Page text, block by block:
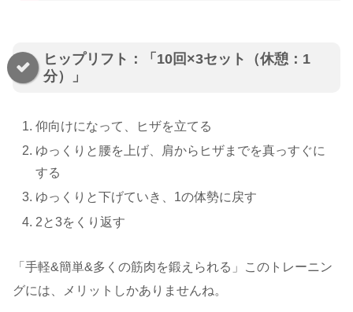
ヒップリフト：「10回×3セット（休憩：1
分）」
仰向けになって、ヒザを立てる
ゆっくりと腰を上げ、肩からヒザまでを真っすぐに
する
ゆっくりと下げていき、1の体勢に戻す
2と3をくり返す
「手軽&簡単&多くの筋肉を鍛えられる」このトレーニン
グには、メリットしかありませんね。